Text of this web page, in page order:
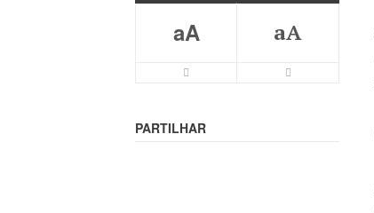
aA aA
PARTILHAR